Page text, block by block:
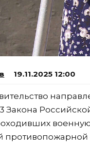
19.11.2025 12:00
Закона